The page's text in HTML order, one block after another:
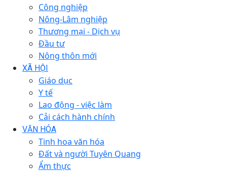
Công nghiệp
Nông-Lâm nghiệp
Thương mại - Dịch vụ
Đầu tư
Nông thôn mới
XÃ HỘI
Giáo dục
Y tế
Lao động - việc làm
Cải cách hành chính
VĂN HÓA
Tinh hoa văn hóa
Đất và người Tuyên Quang
Ẩm thực